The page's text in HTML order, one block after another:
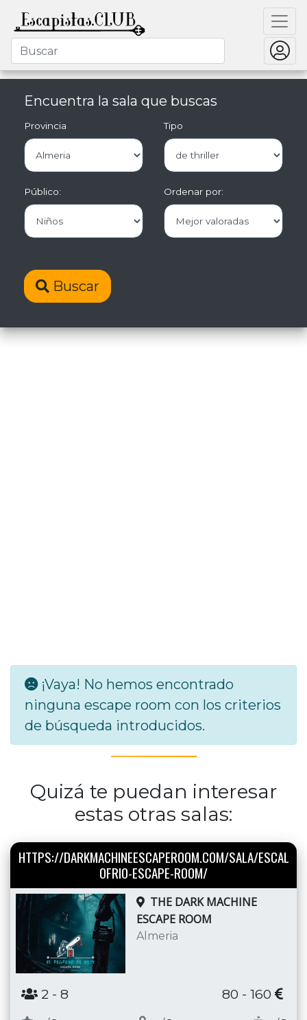
Encuentra la sala que buscas
Provincia Tipo
Público: Ordenar por:
Buscar
¡Vaya! No hemos encontrado
ninguna escape room con los criterios
de búsqueda introducidos.
Quizá te puedan interesar
estas otras salas:
HTTPS://DARKMACHINEESCAPEROOM.COM/SALA/ESCAL
OFRIO-ESCAPE-ROOM/
THE DARK MACHINE
ESCAPE ROOM
Almeria
2 - 8 80 - 160